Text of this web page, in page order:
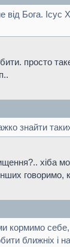
Бога. Ісус
просто
знайти
хіба
кормимо
ближніх і